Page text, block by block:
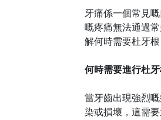
牙痛係一個常見
嘅疼痛無法通過常
解何時需要杜牙
何時需要進行杜牙
當牙齒出現強烈
染或損壞，這需